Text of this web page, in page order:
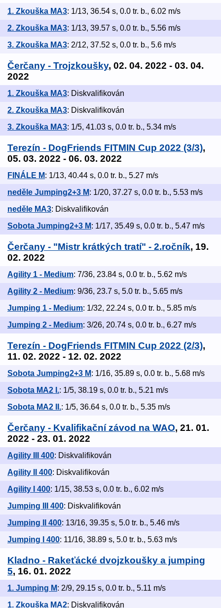
1. Zkouška MA3: 1/13, 36.54 s, 0.0 tr. b., 6.02 m/s
2. Zkouška MA3: 1/13, 39.57 s, 0.0 tr. b., 5.56 m/s
3. Zkouška MA3: 2/12, 37.52 s, 0.0 tr. b., 5.6 m/s
Čerčany - Trojzkoušky, 02. 04. 2022 - 03. 04.
2022
1. Zkouška MA3: Diskvalifikován
2. Zkouška MA3: Diskvalifikován
3. Zkouška MA3: 1/5, 41.03 s, 0.0 tr. b., 5.34 m/s
Terezín - DogFriends FITMIN Cup 2022 (3/3),
05. 03. 2022 - 06. 03. 2022
FINÁLE M: 1/13, 40.44 s, 0.0 tr. b., 5.27 m/s
neděle Jumping2+3 M: 1/20, 37.27 s, 0.0 tr. b., 5.53 m/s
neděle MA3: Diskvalifikován
Sobota Jumping2+3 M: 1/17, 35.49 s, 0.0 tr. b., 5.47 m/s
Čerčany - "Mistr krátkých tratí" - 2.ročník, 19.
02. 2022
Agility 1 - Medium: 7/36, 23.84 s, 0.0 tr. b., 5.62 m/s
Agility 2 - Medium: 9/36, 23.7 s, 5.0 tr. b., 5.65 m/s
Jumping 1 - Medium: 1/32, 22.24 s, 0.0 tr. b., 5.85 m/s
Jumping 2 - Medium: 3/26, 20.74 s, 0.0 tr. b., 6.27 m/s
Terezín - DogFriends FITMIN Cup 2022 (2/3),
11. 02. 2022 - 12. 02. 2022
Sobota Jumping2+3 M: 1/16, 35.89 s, 0.0 tr. b., 5.68 m/s
Sobota MA2 I.: 1/5, 38.19 s, 0.0 tr. b., 5.21 m/s
Sobota MA2 II.: 1/5, 36.64 s, 0.0 tr. b., 5.35 m/s
Čerčany - Kvalifikační závod na WAO, 21. 01.
2022 - 23. 01. 2022
Agility III 400: Diskvalifikován
Agility II 400: Diskvalifikován
Agility I 400: 1/15, 38.53 s, 0.0 tr. b., 6.02 m/s
Jumping III 400: Diskvalifikován
Jumping II 400: 13/16, 39.35 s, 5.0 tr. b., 5.46 m/s
Jumping I 400: 11/16, 38.89 s, 5.0 tr. b., 5.63 m/s
Kladno - Rakeťácké dvojzkoušky a jumping
5, 16. 01. 2022
1. Jumping M: 2/9, 29.15 s, 0.0 tr. b., 5.11 m/s
1. Zkouška MA2: Diskvalifikován